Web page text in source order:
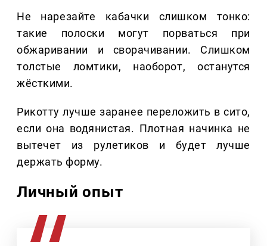
Не нарезайте кабачки слишком тонко:
такие полоски могут порваться при
обжаривании и сворачивании. Слишком
толстые ломтики, наоборот, останутся
жёсткими.
Рикотту лучше заранее переложить в сито,
если она водянистая. Плотная начинка не
вытечет из рулетиков и будет лучше
держать форму.
Личный опыт